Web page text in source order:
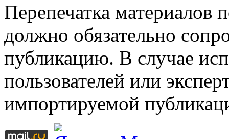
Перепечатка материалов
должно обязательно
публикацию. В случае
пользователей или
импортируемой